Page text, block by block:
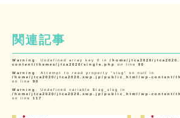
関連記事
Warning : Undefined array key 0 in /home/jtca2020/
content/themes/jtca2020/single.php
on line 90
Warning : Attempt to read property "slug" on null in
/home/jtca2020/jtca2020.xwp.jp/public_html/wp-content/
on line 90
Warning : Undefined variable $tag_slug in
/home/jtca2020/jtca2020.xwp.jp/public_html/wp-content/
on line 117